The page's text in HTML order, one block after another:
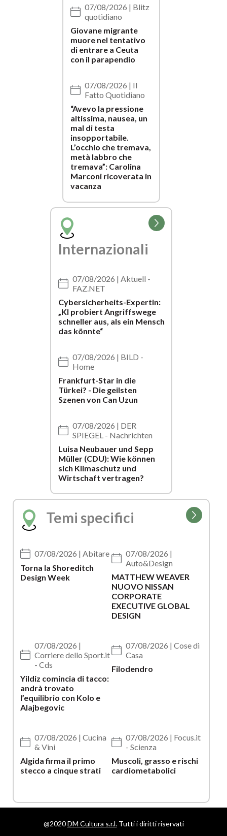
07/08/2026 | Blitz
quotidiano
Giovane migrante
muore nel tentativo
di entrare a Ceuta
con il parapendio
07/08/2026 | Il
Fatto Quotidiano
“Avevo la pressione
altissima, nausea, un
mal di testa
insopportabile.
L’occhio che tremava,
metà labbro che
tremava”: Carolina
Marconi ricoverata in
vacanza
Internazionali
Vai
alla
07/08/2026 | Aktuell -
FAZ.NET
Cybersicherheits-Expertin:
„KI probiert Angriffswege
schneller aus, als ein Mensch
das könnte“
07/08/2026 | BILD -
Home
Frankfurt-Star in die
Türkei? - Die geilsten
Szenen von Can Uzun
07/08/2026 | DER
SPIEGEL - Nachrichten
Luisa Neubauer und Sepp
Müller (CDU): Wie können
sich Klimaschutz und
Wirtschaft vertragen?
Temi specifici
Vai
alla
07/08/2026 | Abitare
Torna la Shoreditch
Design Week
07/08/2026 |
Auto&Design
MATTHEW WEAVER
NUOVO NISSAN
CORPORATE
EXECUTIVE GLOBAL
DESIGN
07/08/2026 |
Corriere dello Sport.it
- Cds
Yildiz comincia di tacco:
andrà trovato
l’equilibrio con Kolo e
Alajbegovic
07/08/2026 | Cose di
Casa
Filodendro
07/08/2026 | Cucina
& Vini
Algida firma il primo
stecco a cinque strati
07/08/2026 | Focus.it
- Scienza
Muscoli, grasso e rischi
cardiometabolici
@2020DM Cultura s.r.l.Tutti i diritti riservati